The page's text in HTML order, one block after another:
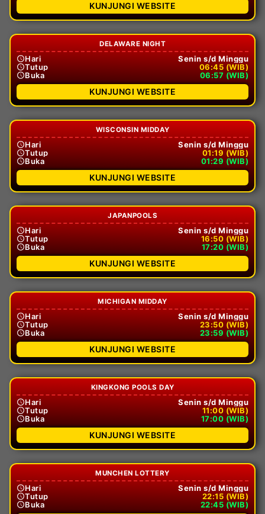
KUNJUNGI WEBSITE
DELAWARE NIGHT
Hari
Senin s/d Minggu
Tutup
06:45 (WIB)
Buka
06:57 (WIB)
KUNJUNGI WEBSITE
WISCONSIN MIDDAY
Hari
Senin s/d Minggu
Tutup
01:19 (WIB)
Buka
01:29 (WIB)
KUNJUNGI WEBSITE
JAPANPOOLS
Hari
Senin s/d Minggu
Tutup
16:50 (WIB)
Buka
17:20 (WIB)
KUNJUNGI WEBSITE
MICHIGAN MIDDAY
Hari
Senin s/d Minggu
Tutup
23:50 (WIB)
Buka
23:59 (WIB)
KUNJUNGI WEBSITE
KINGKONG POOLS DAY
Hari
Senin s/d Minggu
Tutup
11:00 (WIB)
Buka
17:00 (WIB)
KUNJUNGI WEBSITE
MUNCHEN LOTTERY
Hari
Senin s/d Minggu
Tutup
22:15 (WIB)
Buka
22:45 (WIB)